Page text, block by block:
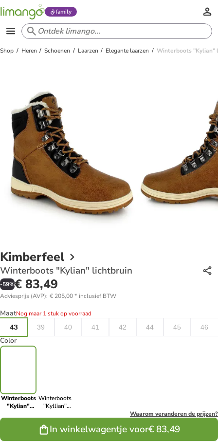
family
Shop Heren Schoenen Laarzen Elegante laarzen Winterboots "Kylian"
Kimberfeel
Winterboots "Kylian" lichtbruin
-59%€ 83,49
Adviesprijs (AVP): € 205,00* inclusief BTW
MaatNog maar 1 stuk op voorraad
43
39 40 41 42 44 45 46
Color
Winterboots
"Kylian"
Winterboots
"Kyllian"
Waarom veranderen de prijzen?
In winkelwagentje voor€ 83,49